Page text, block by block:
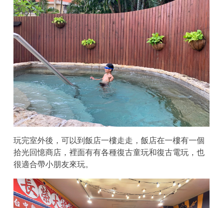
玩完室外後，可以到飯店一樓走走，飯店在一樓有一個
拾光回憶商店，裡面有有各種復古童玩和復古電玩，也
很適合帶小朋友來玩。